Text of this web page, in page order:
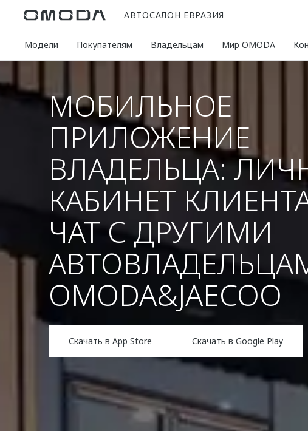
АВТОСАЛОН ЕВРАЗИЯ
Модели Покупателям Владельцам Мир OMODA
МОБИЛЬНОЕ
ПРИЛОЖЕНИЕ
ВЛАДЕЛЬЦА:
КАБИНЕТ
ЧАТ С ДРУГИМИ
OMODA&JAECOO
Скачать в App Store Скачать в Google Play